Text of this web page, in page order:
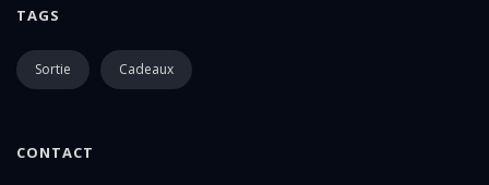
TAGS
Sortie Cadeaux
CONTACT